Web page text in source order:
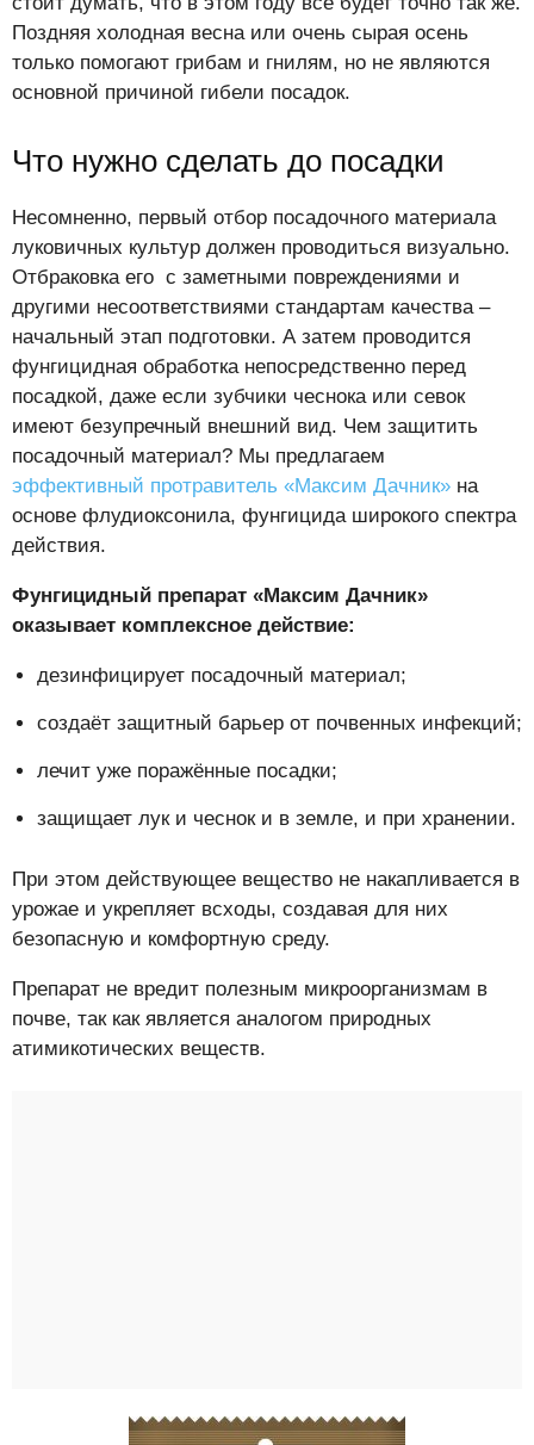
Поздняя холодная весна или очень сырая осень
только помогают грибам и гнилям, но не являются
основной причиной гибели посадок.
Что нужно сделать до посадки
Несомненно, первый отбор посадочного материала
луковичных культур должен проводиться визуально.
Отбраковка его с заметными повреждениями и
другими несоответствиями стандартам качества –
начальный этап подготовки. А затем проводится
фунгицидная обработка непосредственно перед
посадкой, даже если зубчики чеснока или севок
имеют безупречный внешний вид. Чем защитить
посадочный материал? Мы предлагаем
эффективный протравитель «Максим Дачник» на
основе флудиоксонила, фунгицида широкого спектра
действия.
Фунгицидный препарат «Максим Дачник»
оказывает комплексное действие:
дезинфицирует посадочный материал;
создаёт защитный барьер от почвенных инфекций;
лечит уже поражённые посадки;
защищает лук и чеснок и в земле, и при хранении.
При этом действующее вещество не накапливается в
урожае и укрепляет всходы, создавая для них
безопасную и комфортную среду.
Препарат не вредит полезным микроорганизмам в
почве, так как является аналогом природных
атимикотических веществ.